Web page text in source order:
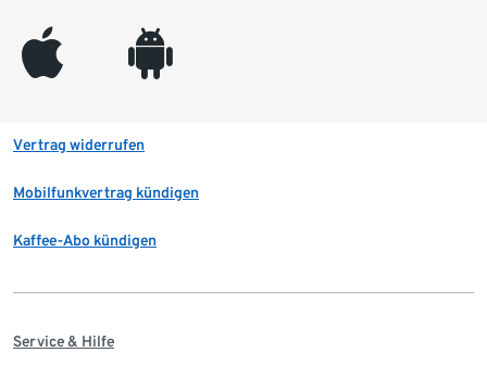
appleinc android
Vertrag widerrufen
Mobilfunkvertrag kündigen
Kaffee-Abo kündigen
Service & Hilfe